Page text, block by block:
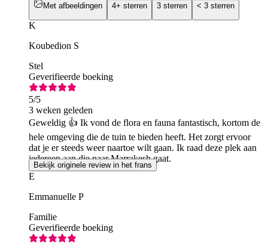
Met afbeeldingen 4+ sterren 3 sterren < 3 sterren
K
Koubedion S
Stel
Geverifieerde boeking
5/5
3 weken geleden
Geweldig 👍 Ik vond de flora en fauna fantastisch, kortom de
hele omgeving die de tuin te bieden heeft. Het zorgt ervoor
dat je er steeds weer naartoe wilt gaan. Ik raad deze plek aan
iedereen aan die naar Marrakesh gaat.
Bekijk originele review in het frans
E
Emmanuelle P
Familie
Geverifieerde boeking